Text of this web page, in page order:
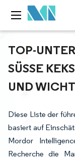
TOP-
SÜSSE
ND
Diese Liste der
basiert auf
Mordor
Recherche die